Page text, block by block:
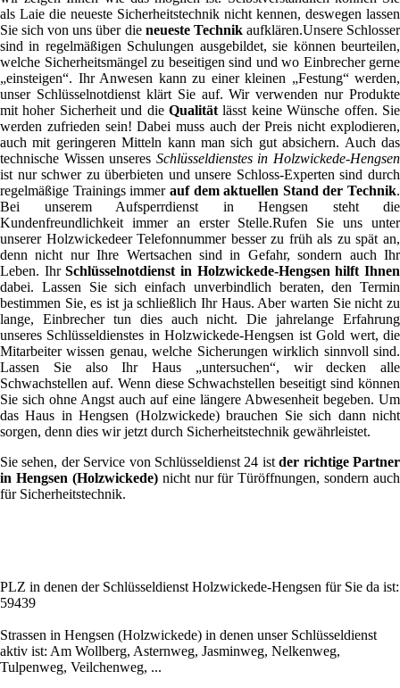
als Laie die neueste Sicherheitstechnik nicht kennen, deswegen lassen
Sie sich von uns über die neueste Technikaufklären.Unsere Schlosser
sind in regelmäßigen Schulungen ausgebildet, sie können beurteilen,
welche Sicherheitsmängel zu beseitigen sind und wo Einbrecher gerne
„einsteigen“. Ihr Anwesen kann zu einer kleinen „Festung“ werden,
unser Schlüsselnotdienst klärt Sie auf. Wir verwenden nur Produkte
mit hoher Sicherheit und die Qualität lässt keine Wünsche offen. Sie
werden zufrieden sein! Dabei muss auch der Preis nicht explodieren,
auch mit geringeren Mitteln kann man sich gut absichern. Auch das
technische Wissen unseres Schlüsseldienstes in Holzwickede-Hengsen
ist nur schwer zu überbieten und unsere Schloss-Experten sind durch
regelmäßige Trainings immer auf dem aktuellen Stand der Technik.
Bei unserem Aufsperrdienst in Hengsen steht die
Kundenfreundlichkeit immer an erster Stelle.Rufen Sie uns unter
unserer Holzwickedeer Telefonnummer besser zu früh als zu spät an,
denn nicht nur Ihre Wertsachen sind in Gefahr, sondern auch Ihr
Leben. IhrSchlüsselnotdienst in Holzwickede-Hengsen hilft Ihnen
dabei. Lassen Sie sich einfach unverbindlich beraten, den Termin
bestimmen Sie, es ist ja schließlich Ihr Haus. Aber warten Sie nicht zu
lange, Einbrecher tun dies auch nicht. Die jahrelange Erfahrung
unseres Schlüsseldienstes in Holzwickede-Hengsen ist Gold wert, die
Mitarbeiter wissen genau, welche Sicherungen wirklich sinnvoll sind.
Lassen Sie also Ihr Haus „untersuchen“, wir decken alle
Schwachstellen auf. Wenn diese Schwachstellen beseitigt sind können
Sie sich ohne Angst auch auf eine längere Abwesenheit begeben. Um
das Haus in Hengsen (Holzwickede) brauchen Sie sich dann nicht
sorgen, denn dies wir jetzt durch Sicherheitstechnik gewährleistet.
Sie sehen, der Service von Schlüsseldienst 24 istder richtige Partner
in Hengsen (Holzwickede)nicht nur für Türöffnungen, sondern auch
für Sicherheitstechnik.
PLZ in denen der Schlüsseldienst Holzwickede-Hengsen für Sie da ist:
59439
Strassen in Hengsen (Holzwickede) in denen unser Schlüsseldienst
aktiv ist: Am Wollberg, Asternweg, Jasminweg, Nelkenweg,
Tulpenweg, Veilchenweg, ...